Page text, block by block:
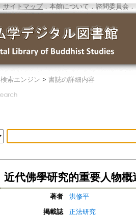
サイトマップ．本館について ． 諮問委員会 ．
検索エンジン > 書誌の詳細内容
近代佛學研究的重要人物概
著者
洪修平
掲載誌
正法研究